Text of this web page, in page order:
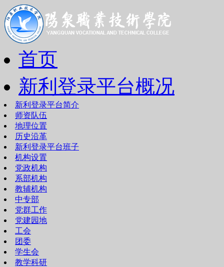
首页
新利登录平台概况
新利登录平台简介
师资队伍
地理位置
历史沿革
新利登录平台班子
机构设置
党政机构
系部机构
教辅机构
中专部
党群工作
党建园地
工会
团委
学生会
教学科研